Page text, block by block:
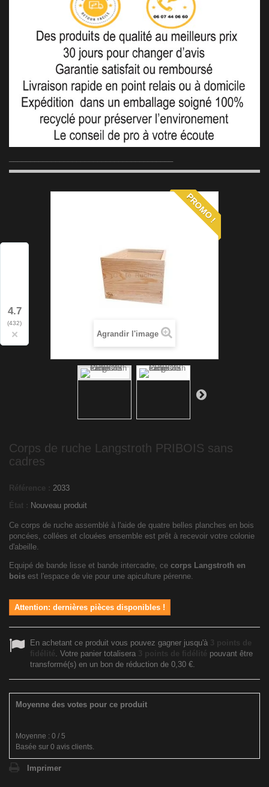
4.7
(432)
×
PROMO !
Agrandir l'image
Corps de ruche Langstroth PRIBOIS sans
cadres
Référence : 2033
État : Nouveau produit
Ce corps de ruche assemblé à l'aide de quatre belles planches en bois
poncées, collées et clouées ensemble est prêt à recevoir votre colonie
d'abeille.
Equipé de bande lisse et bande intercadre, ce corps Langstroth en
bois est l'espace de vie pour une apiculture pérenne.
Attention: dernières pièces disponibles !
En achetant ce produit vous pouvez gagner jusqu'à 3 points de
fidélité. Votre panier totalisera 3 points de fidélité pouvant être
transformé(s) en un bon de réduction de 0,30 €.
Moyenne des votes pour ce produit
Moyenne : 0 / 5
Basée sur 0 avis clients.
Imprimer